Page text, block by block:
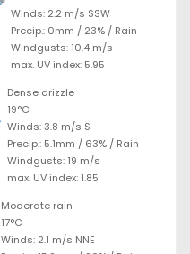
Winds: 2.2 m/s SSW
Precip.: 0mm / 23% / Rain
Windgusts: 10.4 m/s
max. UV index: 5.95
Dense drizzle
19°C
Winds: 3.8 m/s S
Precip.: 5.1mm / 63% / Rain
Windgusts: 19 m/s
max. UV index: 1.85
Moderate rain
17°C
Winds: 2.1 m/s NNE